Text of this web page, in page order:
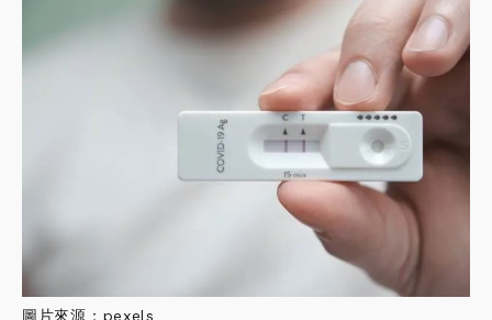
圖片來源：pexels